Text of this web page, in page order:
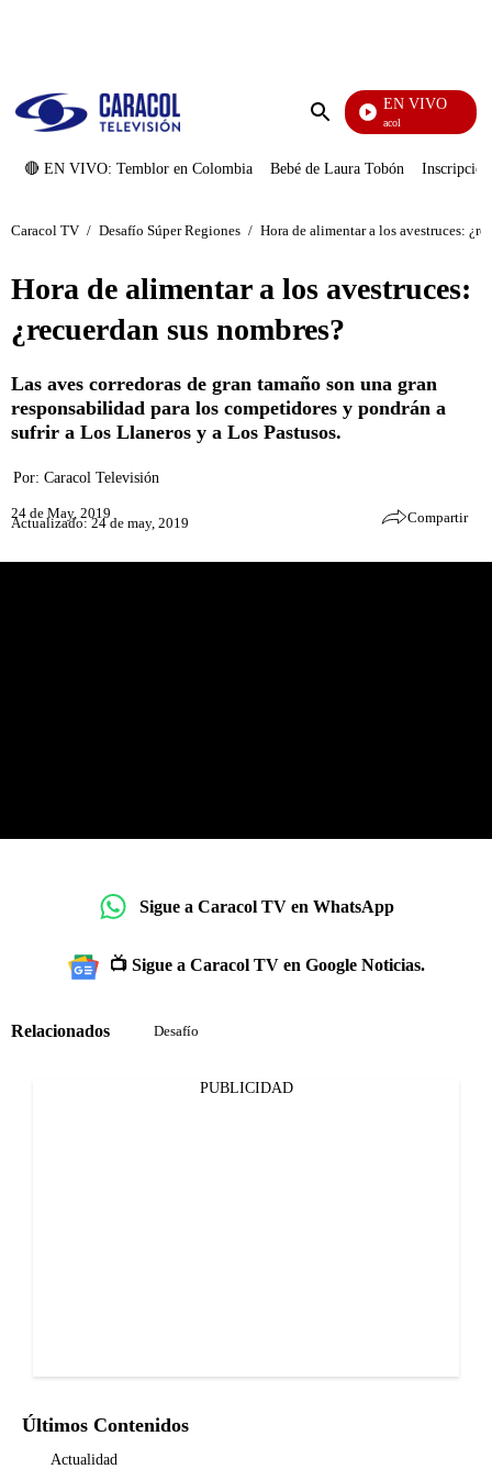
Enviar
EN VIVO
Noticias Caracol
🔴 EN VIVO: Temblor en Colombia Bebé de Laura Tobón
Caracol TV / Desafío Súper Regiones / Hora de alimentar a los avestruces:
Hora de alimentar a los avestruces:
¿recuerdan sus nombres?
Las aves corredoras de gran tamaño son una gran
responsabilidad para los competidores y pondrán a
sufrir a Los Llaneros y a Los Pastusos.
Por: Caracol Televisión
24 de May, 2019
Actualizado: 24 de may, 2019 Compartir
Sigue a Caracol TV en WhatsApp
📺 Sigue a Caracol TV en Google Noticias.
Relacionados Desafío
PUBLICIDAD
Últimos Contenidos
Actualidad